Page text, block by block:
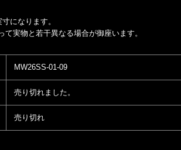
になります。
て実物と若干異なる場合が御座います。
MW26SS-01-09
売り切れました。
売り切れ